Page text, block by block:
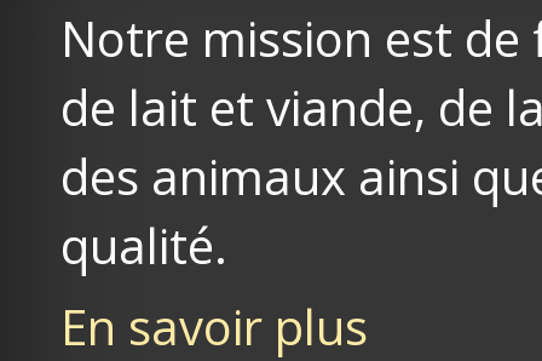
Notre mission est
de lait et viande, de
des animaux ainsi
qualité.
En savoir plus